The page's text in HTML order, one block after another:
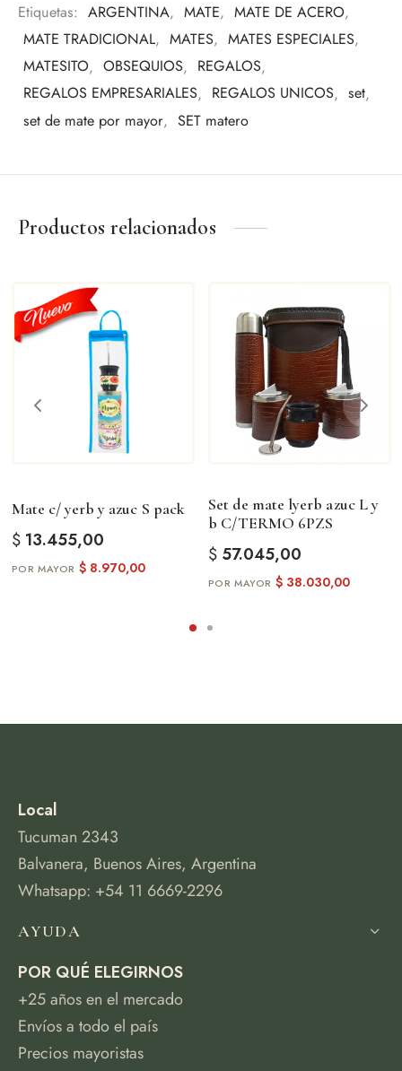
Etiquetas: ARGENTINA, MATE, MATE DE ACERO,
MATE TRADICIONAL, MATES, MATES ESPECIALES,
MATESITO, OBSEQUIOS, REGALOS,
REGALOS EMPRESARIALES, REGALOS UNICOS, set,
set de mate por mayor, SET matero
Productos relacionados
Mate c/ yerb y azuc S pack
$13.455,00
$8.970,00
Set de mate lyerb azuc L y
b C/TERMO 6PZS
$57.045,00
$38.030,00
Local
Tucuman 2343
Balvanera, Buenos Aires, Argentina
Whatsapp: +54 11 6669-2296
AYUDA
POR QUÉ ELEGIRNOS
+25 años en el mercado
Envíos a todo el país
Precios mayoristas